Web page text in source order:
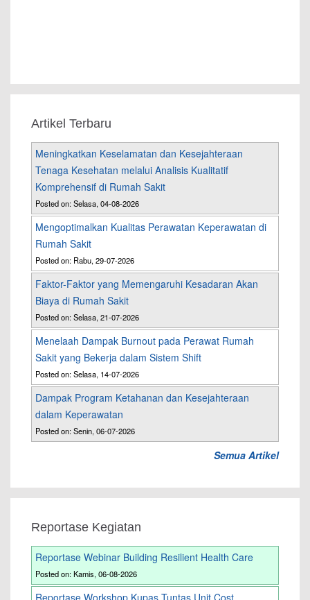
Artikel Terbaru
Meningkatkan Keselamatan dan Kesejahteraan
Tenaga Kesehatan melalui Analisis Kualitatif
Komprehensif di Rumah Sakit
Posted on: Selasa, 04-08-2026
Mengoptimalkan Kualitas Perawatan Keperawatan di
Rumah Sakit
Posted on: Rabu, 29-07-2026
Faktor-Faktor yang Memengaruhi Kesadaran Akan
Biaya di Rumah Sakit
Posted on: Selasa, 21-07-2026
Menelaah Dampak Burnout pada Perawat Rumah
Sakit yang Bekerja dalam Sistem Shift
Posted on: Selasa, 14-07-2026
Dampak Program Ketahanan dan Kesejahteraan
dalam Keperawatan
Posted on: Senin, 06-07-2026
Semua Artikel
Reportase Kegiatan
Reportase Webinar Building Resilient Health Care
Posted on: Kamis, 06-08-2026
Reportase Workshop Kupas Tuntas Unit Cost